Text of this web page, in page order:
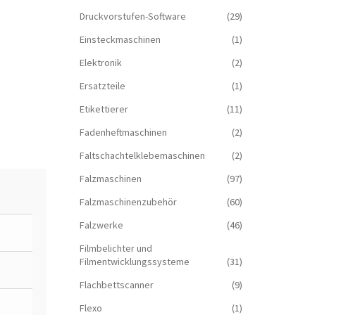
Druckvorstufen-Software
(29)
Einsteckmaschinen
(1)
Elektronik
(2)
Ersatzteile
(1)
Etikettierer
(11)
Fadenheftmaschinen
(2)
Faltschachtelklebemaschinen
(2)
Falzmaschinen
(97)
Falzmaschinenzubehör
(60)
Falzwerke
(46)
Filmbelichter und
Filmentwicklungssysteme
(31)
Flachbettscanner
(9)
Flexo
(1)